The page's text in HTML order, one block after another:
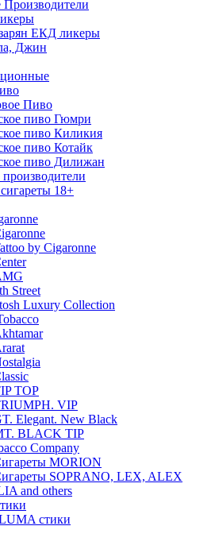
Производители
ЕКД ликеры
Джин
Пиво
пиво Гюмри
пиво Киликия
пиво Котайк
пиво Дилижан
18+
by Cigaronne
Street
Luxury Collection
TOP
VIP
Elegant. New Black
BLACK TIP
Company
MORION
SOPRANO, LEX, ALEX
and others
стики